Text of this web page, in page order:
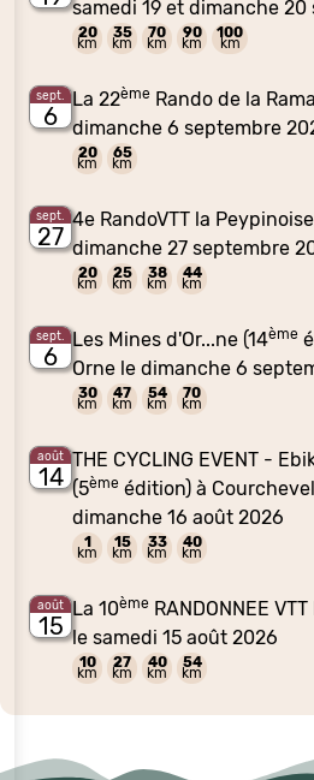
samedi 19 et dimanche
20
km
35
km
70
km
90
km
100
km
sept.
6
La 22ème Rando de la
dimanche 6 septembre
20
km
65
km
sept.
27
4e RandoVTT la
dimanche 27 septembre
20
km
25
km
38
km
44
km
sept.
6
Les Mines d'Or...ne (14ème
Orne le dimanche 6
30
km
47
km
54
km
70
km
août
14
THE CYCLING EVENT -
(5ème édition) à
dimanche 16 août 2026
1
km
15
km
33
km
40
km
août
15
La 10ème RANDONNEE
le samedi 15 août 2026
10
km
27
km
40
km
54
km